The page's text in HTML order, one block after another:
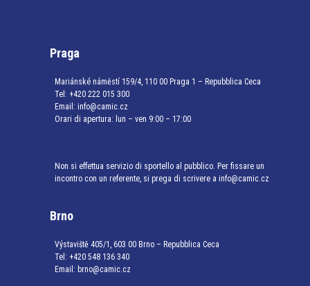
Praga
Mariánské náměstí 159/4, 110 00 Praga 1 – Repubblica Ceca
Tel: +420 222 015 300
Email: info@camic.cz
Orari di apertura: lun – ven 9:00 – 17:00
Non si effettua servizio di sportello al pubblico. Per fissare un
incontro con un referente, si prega di scrivere a info@camic.cz
Brno
Výstaviště 405/1, 603 00 Brno – Repubblica Ceca
Tel: +420 548 136 340
Email: brno@camic.cz